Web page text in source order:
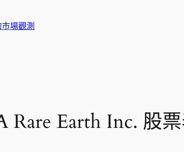
場觀測
Rare Earth Inc. 股